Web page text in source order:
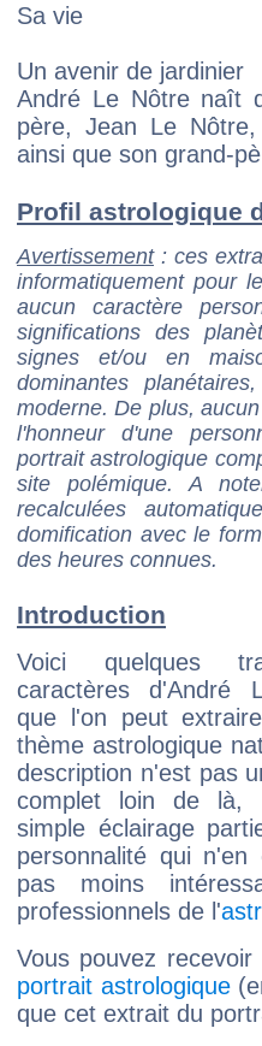
Sa vie
Un avenir de jardinier
André Le Nôtre naît
père, Jean Le
ainsi que son grand-
Profil astrologique
Avertissement: ces
informatiquement pour
aucun caractère
significations des
signes et/ou en
dominantes
moderne. De plus,
l'honneur d'une
portrait astrologique
site polémique. A
recalculées
domification avec le
des heures connues.
Introduction
Voici quelques
caractères d'André
que l'on peut
thème astrologique
description n'est pas
complet loin de là,
simple éclairage
personnalité qui n'en
pas moins
professionnels de l'
Vous pouvez
portrait astrologique
que cet extrait du